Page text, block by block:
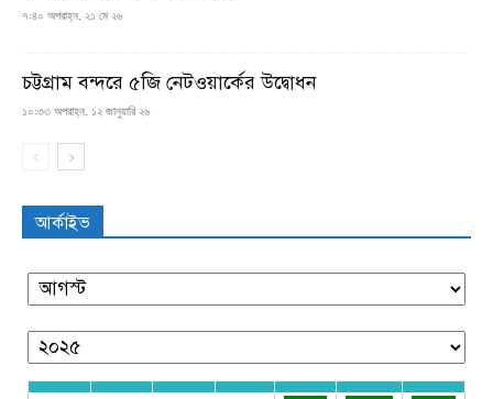
৭:৪০ অপরাহ্ন, ২১ মে ২৬
চট্টগ্রাম বন্দরে ৫জি নেটওয়ার্কের উদ্বোধন
১০:৩৩ অপরাহ্ন, ১২ জানুয়ারি ২৬
আর্কাইভ